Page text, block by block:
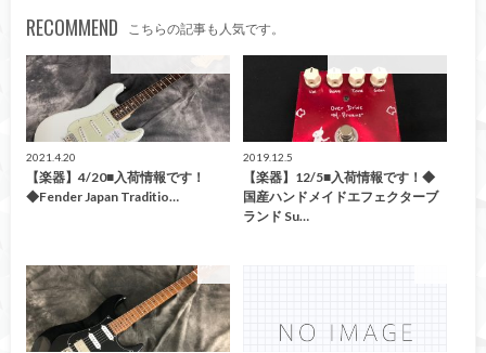
RECOMMEND こちらの記事も人気です。
2021.4.20
【楽器】4/20■入荷情報です！
◆Fender Japan Traditio…
2019.12.5
【楽器】12/5■入荷情報です！◆
国産ハンドメイドエフェクターブ
ランド Su…